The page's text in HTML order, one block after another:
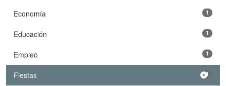
Economía 1
Educación 1
Empleo 1
Fiestas 1